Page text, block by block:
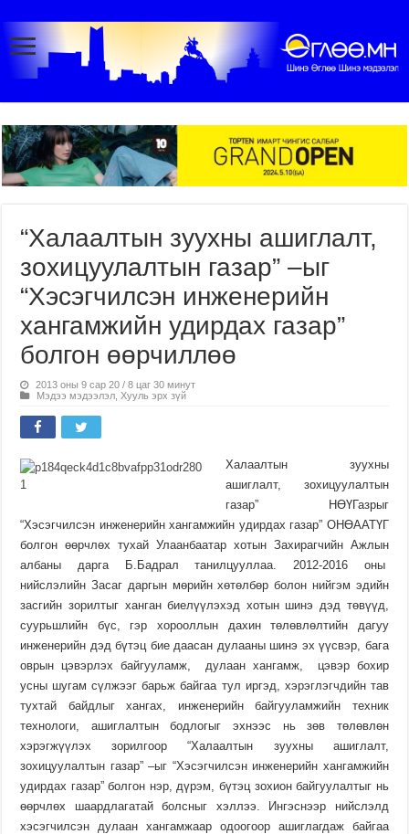
“Халаалтын зуухны ашиглалт,
зохицуулалтын газар” –ыг
“Хэсэгчилсэн инженерийн
хангамжийн удирдах газар”
болгон өөрчиллөө
2013 оны 9 сар 20 / 8 цаг 30 минут
Мэдээ мэдээлэл ,Хууль эрх зүй
Халаалтын зуухны
ашиглалт, зохицуулалтын
газар” НӨҮГазрыг
“Хэсэгчилсэн инженерийн хангамжийн удирдах газар” ОНӨААТҮГ
болгон өөрчлөх тухай Улаанбаатар хотын Захирагчийн Ажлын
албаны дарга Б.Бадрал танилцууллаа. 2012-2016 оны
нийслэлийн Засаг даргын мөрийн хөтөлбөр болон нийгэм эдийн
засгийн зорилтыг ханган биелүүлэхэд хотын шинэ дэд төвүүд,
суурьшлийн бүс, гэр хорооллын дахин төлөвлөлтийн дагуу
инженерийн дэд бүтэц бие даасан дулааны шинэ эх үүсвэр, бага
оврын цэвэрлэх байгууламж, дулаан хангамж, цэвэр бохир
усны шугам сүлжээг барьж байгаа тул иргэд, хэрэглэгчдийн тав
тухтай байдлыг хангах, инженерийн байгууламжийн техник
технологи, ашиглалтын бодлогыг эхнээс нь зөв төлөвлөн
хэрэгжүүлэх зорилгоор “Халаалтын зуухны ашиглалт,
зохицуулалтын газар” –ыг “Хэсэгчилсэн инженерийн хангамжийн
удирдах газар” болгон нэр, дүрэм, бүтэц зохион байгуулалтыг нь
өөрчлөх шаардлагатай болсныг хэллээ. Ингэснээр нийслэлд
хэсэгчилсэн дулаан хангамжаар одоогоор ашиглагдаж байгаа